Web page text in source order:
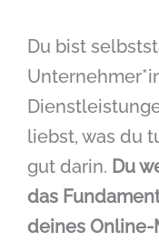
Du bist
liebst, was du
gut darin. Du
das
deines Online-